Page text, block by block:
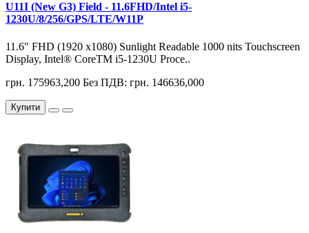
U11I (New G3) Field - 11.6FHD/Intel i5-
1230U/8/256/GPS/LTE/W11P
11.6" FHD (1920 x1080) Sunlight Readable 1000 nits Touchscreen
Display, Intel® CoreTM i5-1230U Proce..
грн. 175963,200 Без ПДВ: грн. 146636,000
Купити